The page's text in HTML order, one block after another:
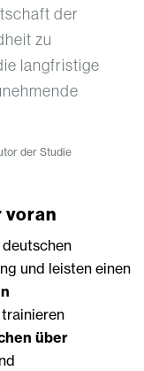
der
zu
langfristige
der Studie
voran
und leisten einen
über